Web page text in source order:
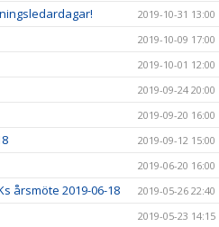
2019-10-31 13:00
2019-10-09 17:00
2019-10-01 12:00
2019-09-24 20:00
2019-09-20 16:00
2019-09-12 15:00
2019-06-20 16:00
årsmöte 2019-06-18 2019-05-26 22:40
2019-05-23 14:15